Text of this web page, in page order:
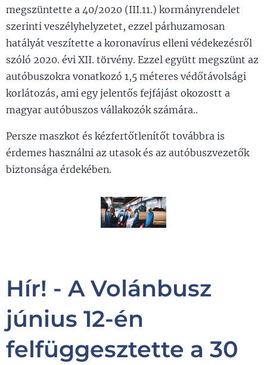
megszüntette a 40/2020 (III.11.) kormányrendelet
szerinti veszélyhelyzetet, ezzel párhuzamosan
hatályát veszítette a koronavírus elleni védekezésről
szóló 2020. évi XII. törvény. Ezzel együtt megszünt az
autóbuszokra vonatkozó 1,5 méteres védőtávolsági
korlátozás, ami egy jelentős fejfájást okozostt a
magyar autóbuszos vállakozók számára..
Persze maszkot és kézfertőtlenítőt továbbra is
érdemes használni az utasok és az autóbuszvezetők
biztonsága érdekében.
Hír! - A Volánbusz
június 12-én
felfüggesztette a 30